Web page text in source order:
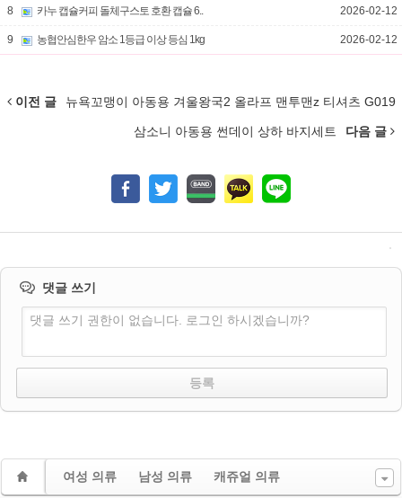
8 카누 캡슐커피 돌체구스토 호환 캡슐 6.. 2026-02-12
9 농협안심한우 암소 1등급 이상 등심 1kg 2026-02-12
이전 글 뉴욕꼬맹이 아동용 겨울왕국2 올라프 맨투맨z 티셔츠 G019
삼소니 아동용 썬데이 상하 바지세트 다음 글
댓글 쓰기
댓글 쓰기 권한이 없습니다. 로그인 하시겠습니까?
여성 의류 남성 의류 캐쥬얼 의류